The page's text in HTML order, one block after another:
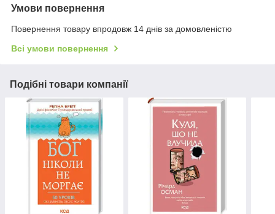
Умови повернення
Повернення товару впродовж 14 днів за домовленістю
Всі умови повернення
Подібні товари компанії